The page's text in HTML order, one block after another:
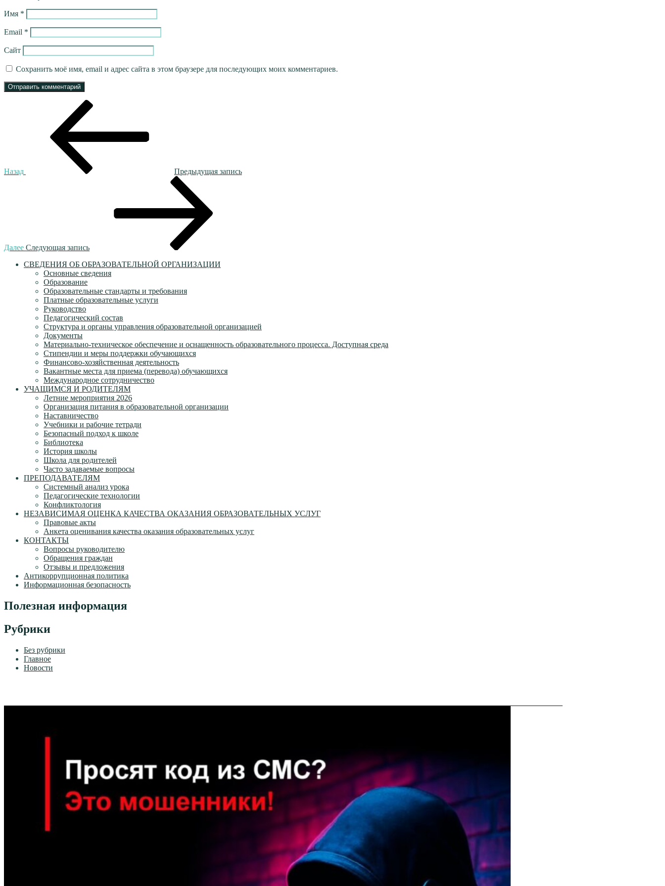
Имя *
Email *
Сайт
Сохранить моё имя, email и адрес сайта в этом браузере для последующих моих комментариев.
Назад
Предыдущая запись
Далее Следующая запись
СВЕДЕНИЯ ОБ ОБРАЗОВАТЕЛЬНОЙ ОРГАНИЗАЦИИ
Основные сведения
Образование
Образовательные стандарты и требования
Платные образовательные услуги
Руководство
Педагогический состав
Структура и органы управления образовательной организацией
Документы
Материально-техническое обеспечение и оснащенность образовательного процесса. Доступная среда
Стипендии и меры поддержки обучающихся
Финансово-хозяйственная деятельность
Вакантные места для приема (перевода) обучающихся
Международное сотрудничество
УЧАЩИМСЯ И РОДИТЕЛЯМ
Летние мероприятия 2026
Организация питания в образовательной организации
Наставничество
Учебники и рабочие тетради
Безопасный подход к школе
Библиотека
История школы
Школа для родителей
Часто задаваемые вопросы
ПРЕПОДАВАТЕЛЯМ
Системный анализ урока
Педагогические технологии
Конфликтология
НЕЗАВИСИМАЯ ОЦЕНКА КАЧЕСТВА ОКАЗАНИЯ ОБРАЗОВАТЕЛЬНЫХ УСЛУГ
Правовые акты
Анкета оценивания качества оказания образовательных услуг
КОНТАКТЫ
Вопросы руководителю
Обращения граждан
Отзывы и предложения
Антикоррупционная политика
Информационная безопасность
Полезная информация
Рубрики
Без рубрики
Главное
Новости